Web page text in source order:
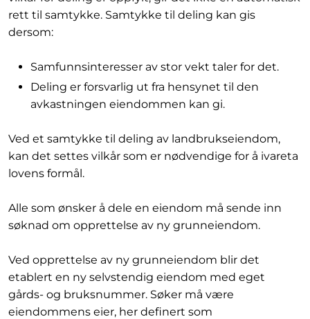
rett til samtykke. Samtykke til deling kan gis
dersom:
Samfunnsinteresser av stor vekt taler for det.
Deling er forsvarlig ut fra hensynet til den
avkastningen eiendommen kan gi.
Ved et samtykke til deling av landbrukseiendom,
kan det settes vilkår som er nødvendige for å ivareta
lovens formål.
Alle som ønsker å dele en eiendom må sende inn
søknad om opprettelse av ny grunneiendom.
Ved opprettelse av ny grunneiendom blir det
etablert en ny selvstendig eiendom med eget
gårds- og bruksnummer. Søker må være
eiendommens eier, her definert som